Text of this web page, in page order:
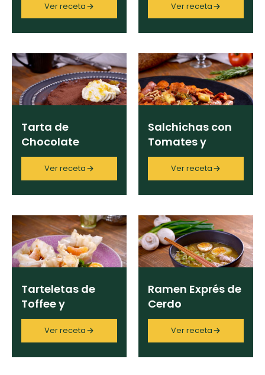
Red Velvet
Cake
Chef
Programas
Limpiar
Ver receta Ver receta
Tarta de
Chocolate
Fundido
Ver receta
Salchichas con
Tomates y
Hierbas
Ver receta
Tarteletas de
Toffee y
Mandarina
Ver receta
Ramen Exprés de
Cerdo
Ver receta